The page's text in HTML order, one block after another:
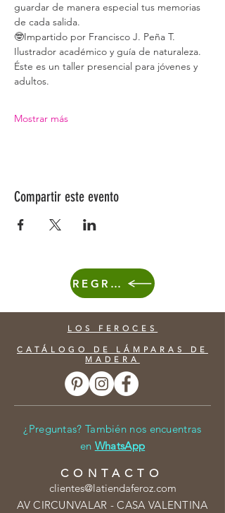
guardar de manera especial tus memorias
de cada salida.
🤓Impartido por Francisco J. Peña T.
Ilustrador académico y guía de naturaleza.
Éste es un taller presencial para jóvenes y
adultos.
Mostrar más
Compartir este evento
REGRESA
LOS FEROCES
CATÁLOGO DE LÁMPARAS DE
MADERA
¿Preguntas? También nos encuentras
en WhatsApp
CONTACTO
clientes@latiendaferoz.com
AV CIRCUNVALAR - CASA VALENTINA